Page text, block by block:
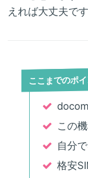
えれば大丈夫です
ここまでのポ
この
自分
格安